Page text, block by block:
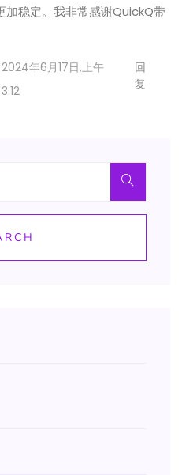
加稳定。我非常感谢QuickQ带
2024年6月17日,上午
3:12
回
复